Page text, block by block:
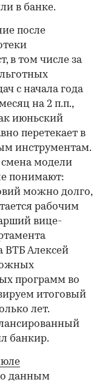
в банке.
после
в том числе за
с начала года
на 2 п.п.,
июньский
перетекает в
инструментам.
смена модели
понимают:
можно долго,
рабочим
вице-
ВТБ Алексей
программ во
итоговый
лет.
банкир.
данным